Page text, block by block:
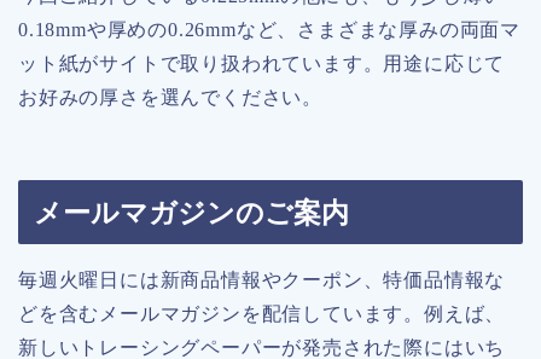
0.18mmや厚めの0.26mmなど、さまざまな厚みの両面マ
ット紙がサイトで取り扱われています。用途に応じて
お好みの厚さを選んでください。
メールマガジンのご案内
毎週火曜日には新商品情報やクーポン、特価品情報な
どを含むメールマガジンを配信しています。例えば、
新しいトレーシングペーパーが発売された際にはいち